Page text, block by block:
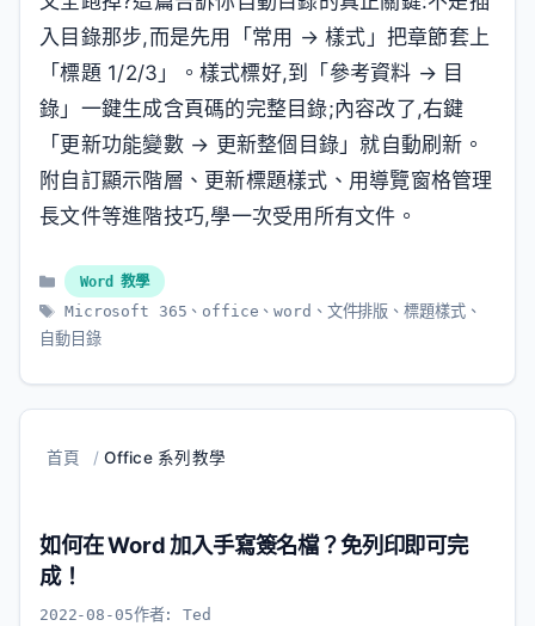
入目錄那步,而是先用「常用 → 樣式」把章節套上
「標題 1/2/3」。樣式標好,到「參考資料 → 目
錄」一鍵生成含頁碼的完整目錄;內容改了,右鍵
「更新功能變數 → 更新整個目錄」就自動刷新。
附自訂顯示階層、更新標題樣式、用導覽窗格管理
長文件等進階技巧,學一次受用所有文件。
分
類
Word 教學
標
籤
Microsoft 365 、 office 、word 、 文件排版 、標題樣式、
自動目錄
首頁 /Office 系列教學
如何在 Word 加入手寫簽名檔？免列印即可完
成！
2022-08-05作者:Ted